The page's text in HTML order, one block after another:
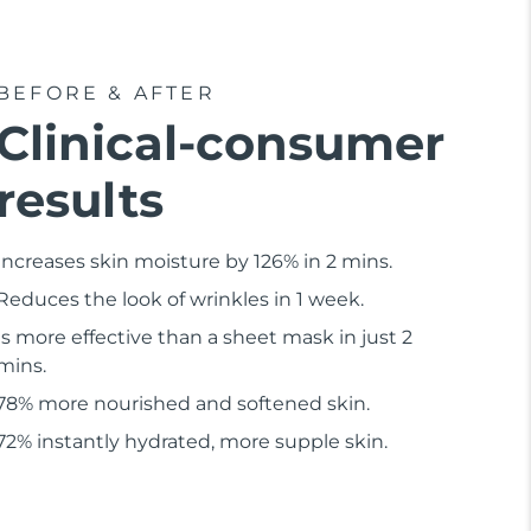
& AFTER
consumer
skin moisture by 126% in 2 mins.
the look of wrinkles in 1 week.
more effective than a sheet mask in just 2
more nourished and softened skin.
instantly hydrated, more supple skin.